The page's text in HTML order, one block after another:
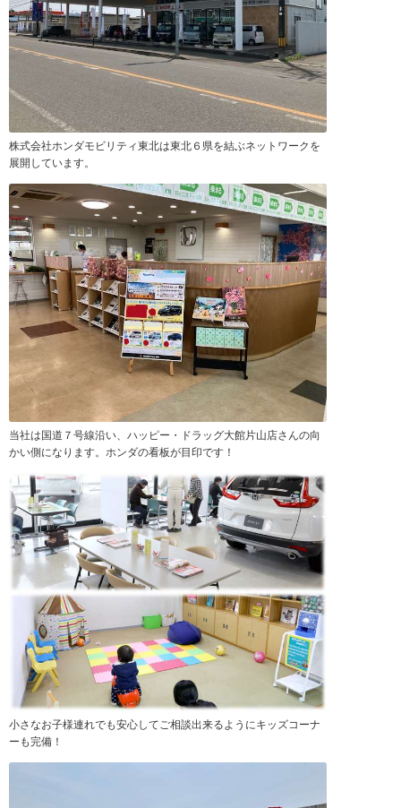
株式会社ホンダモビリティ東北は東北６県を結ぶネットワークを
展開しています。
当社は国道７号線沿い、ハッピー・ドラッグ大館片山店さんの向
かい側になります。ホンダの看板が目印です！
小さなお子様連れでも安心してご相談出来るようにキッズコーナ
ーも完備！